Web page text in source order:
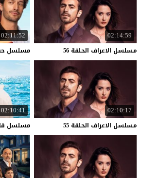
02:14:59
مسلسل الاعراف الحلقة 56
02:11:52
مسلسل
02:10:17
مسلسل الاعراف الحلقة 55
02:10:41
مسلسل